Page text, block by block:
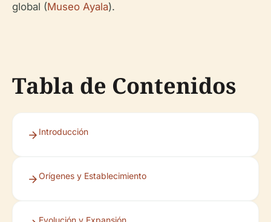
global (Museo Ayala).
Tabla de Contenidos
Introducción
Orígenes y Establecimiento
Evolución y Expansión